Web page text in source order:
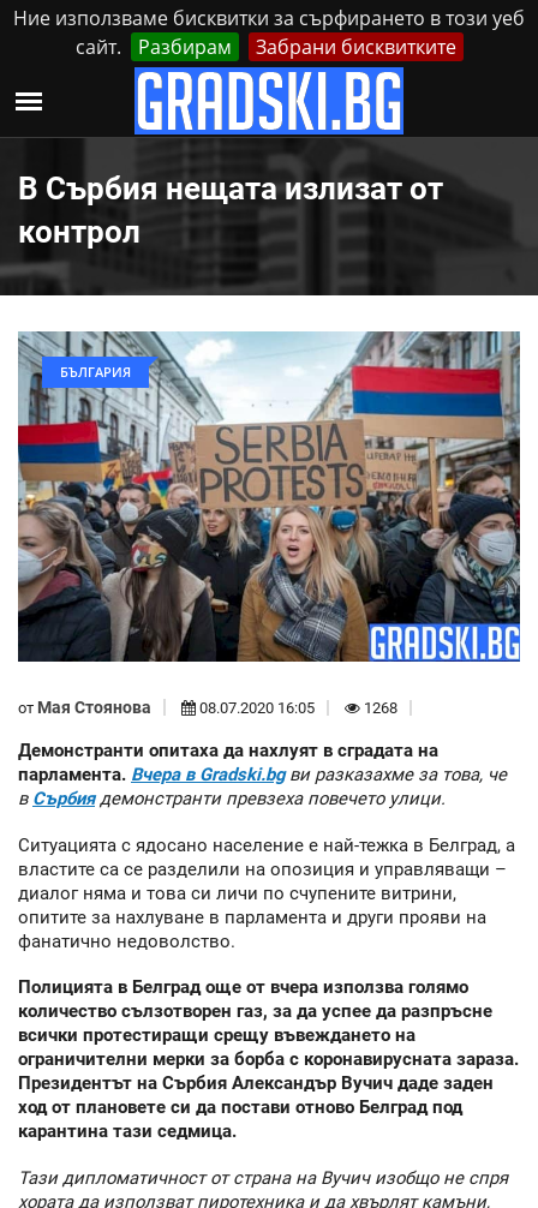
Ние използваме бисквитки за сърфирането в този уеб
сайт.
Разбирам Забрани бисквитките
Четвъртък, 6 Август, 2026 Реклама Контакти
В Сърбия нещата излизат от
контрол
БЪЛГАРИЯ
от Мая Стоянова 08.07.2020 16:05 1268
Демонстранти опитаха да нахлуят в сградата на
парламента. Вчера в Gradski.bgви разказахме за това, че
в Сърбиядемонстранти превзеха повечето улици.
Ситуацията с ядосано население е най-тежка в Белград, а
властите са се разделили на опозиция и управляващи –
диалог няма и това си личи по счупените витрини,
опитите за нахлуване в парламента и други прояви на
фанатично недоволство.
Полицията в Белград още от вчера използва голямо
количество сълзотворен газ, за да успее да разпръсне
всички протестиращи срещу въвеждането на
ограничителни мерки за борба с коронавирусната зараза.
Президентът на Сърбия Александър Вучич даде заден
ход от плановете си да постави отново Белград под
карантина тази седмица.
Тази дипломатичност от страна на Вучич изобщо не спря
хората да използват пиротехника и да хвърлят камъни,